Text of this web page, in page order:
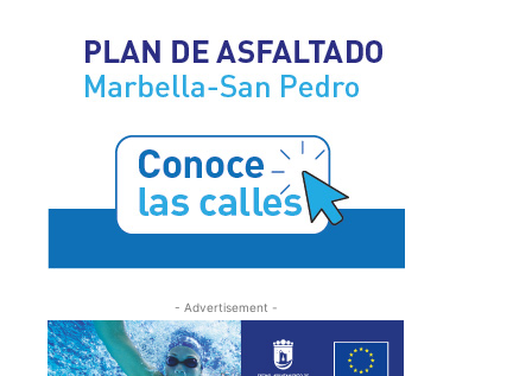
- Advertisement -